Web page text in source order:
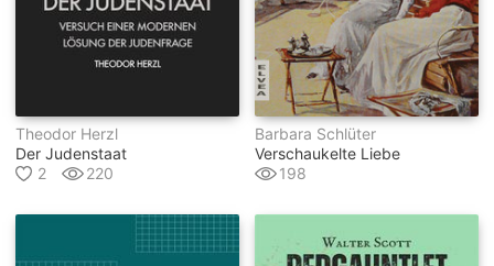
Theodor Herzl
Der Judenstaat
2
220
Barbara Schlüter
Verschaukelte Liebe
198